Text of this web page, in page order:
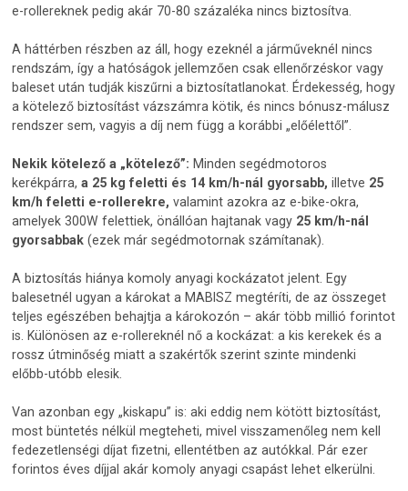
e-rollereknek pedig akár 70-80 százaléka nincs biztosítva.
A háttérben részben az áll, hogy ezeknél a járműveknél nincs
rendszám, így a hatóságok jellemzően csak ellenőrzéskor vagy
baleset után tudják kiszűrni a biztosítatlanokat. Érdekesség, hogy
a kötelező biztosítást vázszámra kötik, és nincs bónusz-málusz
rendszer sem, vagyis a díj nem függ a korábbi „előélettől”.
Nekik kötelező a „kötelező”: Minden segédmotoros
kerékpárra,a 25 kg feletti és 14 km/h-nál gyorsabb, illetve 25
km/h feletti e-rollerekre, valamint azokra az e-bike-okra,
amelyek 300W felettiek, önállóan hajtanak vagy 25 km/h-nál
gyorsabbak(ezek már segédmotornak számítanak).
A biztosítás hiánya komoly anyagi kockázatot jelent. Egy
balesetnél ugyan a károkat a MABISZ megtéríti, de az összeget
teljes egészében behajtja a károkozón – akár több millió forintot
is. Különösen az e-rollereknél nő a kockázat: a kis kerekek és a
rossz útminőség miatt a szakértők szerint szinte mindenki
előbb-utóbb elesik.
Van azonban egy „kiskapu” is: aki eddig nem kötött biztosítást,
most büntetés nélkül megteheti, mivel visszamenőleg nem kell
fedezetlenségi díjat fizetni, ellentétben az autókkal. Pár ezer
forintos éves díjjal akár komoly anyagi csapást lehet elkerülni.